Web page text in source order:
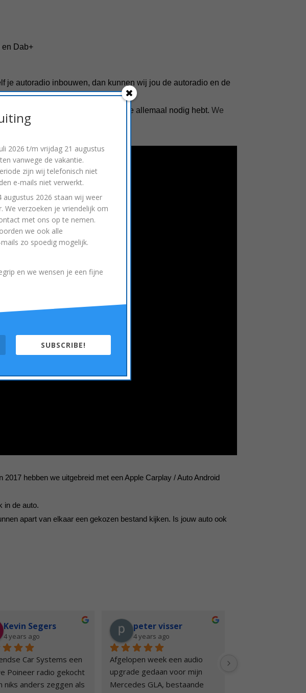
en Dab+
je autoradio inbouwen, dan kunnen wij jou de autoradio en de
en ervaring om te weten wat je allemaal nodig hebt.We
hebben we uitgebreid met een Apple Carplay / Auto Android
in de auto.
apart van elkaar een gekozen bestand kijken. Is jouw auto ook
Emile Lensink
4 years ago
ik afgelopen week
vriendelijk en goed
ben door jullie hier
Kevin Segers
4 years ago
Bij Arendse Car Systems een
nieuwe Poineer radio gekocht
en kan niks anders zeggen als
2026 t/m vrijdag 21 augustus
vanwege de vakantie.
zijn wij telefonisch niet
e-mails niet verwerkt.
augustus 2026 staan wij weer
We verzoeken je vriendelijk om
met ons op te nemen.
we ook alle
zo spoedig mogelijk.
en we wensen je een fijne
SUBSCRIBE!